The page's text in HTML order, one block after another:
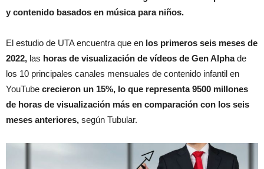
y contenido basados ​​en música para niños.
El estudio de UTA encuentra que en los primeros seis meses de
2022, las horas de visualización de vídeos de Gen Alphade
los 10 principales canales mensuales de contenido infantil en
YouTube crecieron un 15%, lo que representa 9500 millones
de horas de visualización más en comparación con los seis
meses anteriores, según Tubular.